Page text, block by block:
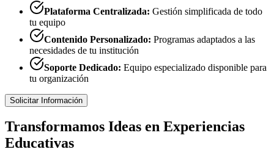
Plataforma Centralizada: Gestión simplificada de todo
tu equipo
Contenido Personalizado: Programas adaptados a las
necesidades de tu institución
Soporte Dedicado: Equipo especializado disponible para
tu organización
Solicitar Información
Transformamos Ideas en Experiencias
Educativas